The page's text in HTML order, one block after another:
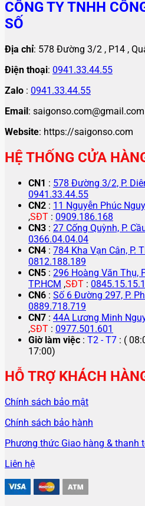
CÔNG TY TNHH
SỐ
Địa chỉ: 578 Đường 3/2 , P14 ,
Điện thoại: 0941.33.44.55
Zalo : 0941.33.44.55
Email: saigonso.com@gmail.com
Website: https://saigonso.com
HỆ THỐNG CỬA
CN1 : 578 Đường 3/2, P.
0941.33.44.55
CN2 : 11 Nguyễn Phúc
,SĐT : 0909.186.168
CN3 : 27 Cống Quỳnh, P.
0366.04.04.04
CN4 : 784 Kha Vạn Cân, P.
0812.188.189
CN5 : 296 Hoàng Văn Thụ,
TP.HCM ,SĐT :
CN6 : Số 6 Đường 297, P.
0889.718.719
CN7 : 44A Lương Minh
,SĐT : 0977.501.601
Giờ làm việc : T2 - T7 : (
17:00)
HỖ TRỢ KHÁCH
Chính sách bảo mật
Chính sách bảo hành
Phương thức Giao hàng & thanh
Liên hệ